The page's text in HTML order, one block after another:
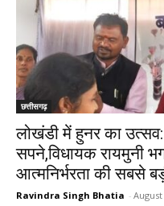
छत्तीसगढ़
लोखंडी में हुनर का
सपने,विधायक रायमुनी
आत्मनिर्भरता की सबसे
Ravindra Singh Bhatia - August